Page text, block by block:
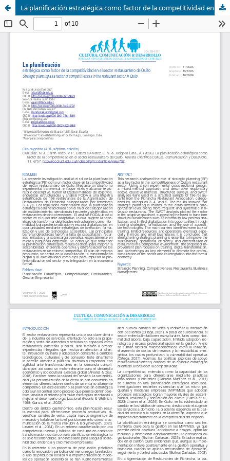
La planificación estratégica como factor de la competitividad en el sector restaurantero de Quito